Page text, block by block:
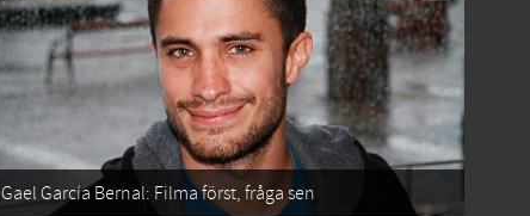
Gael García Bernal: Filma först, fråga sen